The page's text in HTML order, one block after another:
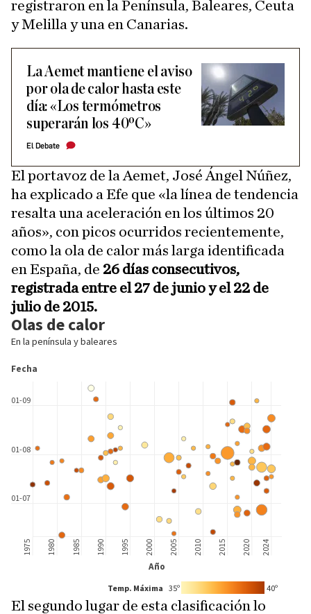
registraron en la Península, Baleares, Ceuta
y Melilla y una en Canarias.
La Aemet mantiene el aviso
por ola de calor hasta este
día: «Los termómetros
superarán los 40ºC»
El Debate
El portavoz de la Aemet, José Ángel Núñez,
ha explicado a Efe que «la línea de tendencia
resalta una aceleración en los últimos 20
años», con picos ocurridos recientemente,
como la ola de calor más larga identificada
en España, de 26 días consecutivos,
registrada entre el 27 de junio y el 22 de
julio de 2015.
El segundo lugar de esta clasificación lo